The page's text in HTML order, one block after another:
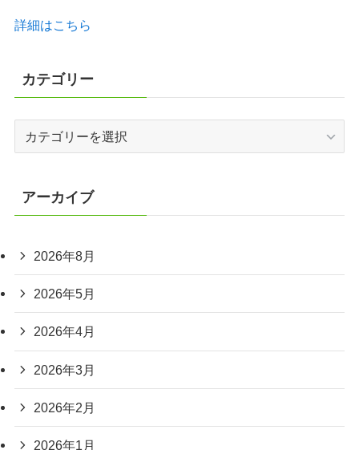
詳細はこちら
カテゴリー
リ
ー
アーカイブ
2026年8月
2026年5月
2026年4月
2026年3月
2026年2月
2026年1月